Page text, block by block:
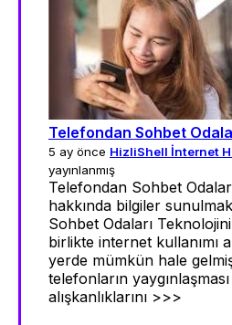
Telefondan Sohbet
5 ay önce HizliShell İnternet
yayınlanmış
Telefondan Sohbet
hakkında bilgiler
Sohbet Odaları
birlikte internet kullanımı
yerde mümkün hale
telefonların
alışkanlıklarını >>>